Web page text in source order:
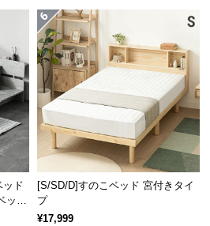
揃えてトータ
ッド
ド
[S/SD/D]すのこベッド 宮付きタイ
プ
¥17,999